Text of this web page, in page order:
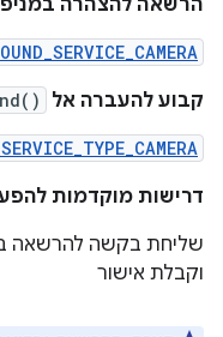
הרשאה להצהרה
קבוע להעברה אל
דרישות מוקדמות
שליחת בקשה להרשאה
וקבלת אישור